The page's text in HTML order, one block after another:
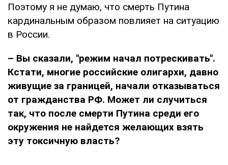
Поэтому я не думаю, что смерть Путина
кардинальным образом повлияет на ситуацию
в России.
– Вы сказали, "режим начал потрескивать".
Кстати, многие российские олигархи, давно
живущие за границей, начали отказываться
от гражданства РФ. Может ли случиться
так, что после смерти Путина среди его
окружения не найдется желающих взять
эту токсичную власть?